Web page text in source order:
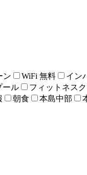
ン WiFi 無料 イン
ール フィットネス
朝食 本島中部